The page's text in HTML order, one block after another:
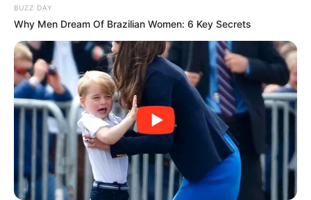
BUZZ DAY
Why Men Dream Of Brazilian Women: 6 Key Secrets